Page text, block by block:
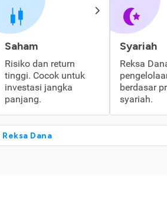
Saham
Risiko dan return
tinggi. Cocok untuk
investasi jangka
panjang.
Syariah
Reksa
berdasar
syariah.
Dana